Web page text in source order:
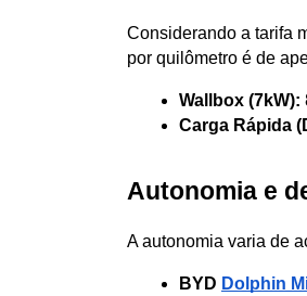
Considerando a tarifa
por quilômetro é de
Wallbox (7kW):
Carga Rápida
Autonomia e
A autonomia varia de
BYD Dolphin